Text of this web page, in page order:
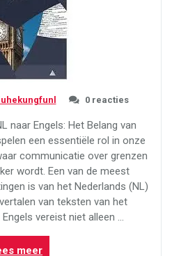
0 reacties
naar Engels: Het Belang van
een essentiële rol in onze
communicatie over grenzen
wordt. Een van de meest
is van het Nederlands (NL)
van teksten van het
vereist niet alleen …
meer“Het